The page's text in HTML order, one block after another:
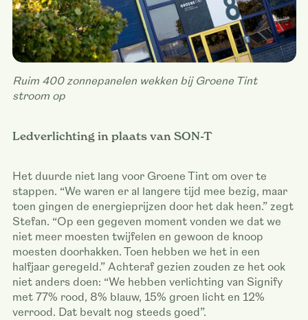
Ruim 400 zonnepanelen wekken bij Groene Tint
stroom op
Ledverlichting in plaats van SON-T
Het duurde niet lang voor Groene Tint om over te
stappen. “We waren er al langere tijd mee bezig, maar
toen gingen de energieprijzen door het dak heen.” zegt
Stefan. “Op een gegeven moment vonden we dat we
niet meer moesten twijfelen en gewoon de knoop
moesten doorhakken. Toen hebben we het in een
halfjaar geregeld.” Achteraf gezien zouden ze het ook
niet anders doen: “We hebben verlichting van Signify
met 77% rood, 8% blauw, 15% groen licht en 12%
verrood. Dat bevalt nog steeds goed”.